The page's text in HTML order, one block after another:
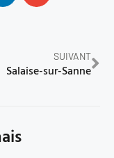
SUIVANT
Salaise-sur-Sanne